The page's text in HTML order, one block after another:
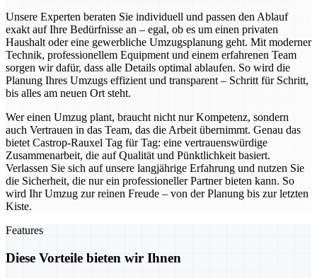
Unsere Experten beraten Sie individuell und passen den Ablauf
exakt auf Ihre Bedürfnisse an – egal, ob es um einen privaten
Haushalt oder eine gewerbliche Umzugsplanung geht. Mit moderner
Technik, professionellem Equipment und einem erfahrenen Team
sorgen wir dafür, dass alle Details optimal ablaufen. So wird die
Planung Ihres Umzugs effizient und transparent – Schritt für Schritt,
bis alles am neuen Ort steht.
Wer einen Umzug plant, braucht nicht nur Kompetenz, sondern
auch Vertrauen in das Team, das die Arbeit übernimmt. Genau das
bietet Castrop-Rauxel Tag für Tag: eine vertrauenswürdige
Zusammenarbeit, die auf Qualität und Pünktlichkeit basiert.
Verlassen Sie sich auf unsere langjährige Erfahrung und nutzen Sie
die Sicherheit, die nur ein professioneller Partner bieten kann. So
wird Ihr Umzug zur reinen Freude – von der Planung bis zur letzten
Kiste.
Features
Diese Vorteile bieten wir Ihnen